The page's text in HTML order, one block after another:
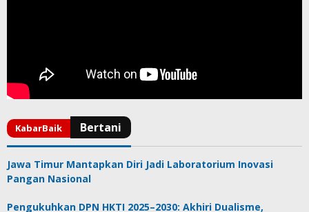
Jawa Timur Mantapkan Diri Jadi Laboratorium Inovasi
Pangan Nasional
Pengukuhkan DPN HKTI 2025–2030: Akhiri Dualisme,